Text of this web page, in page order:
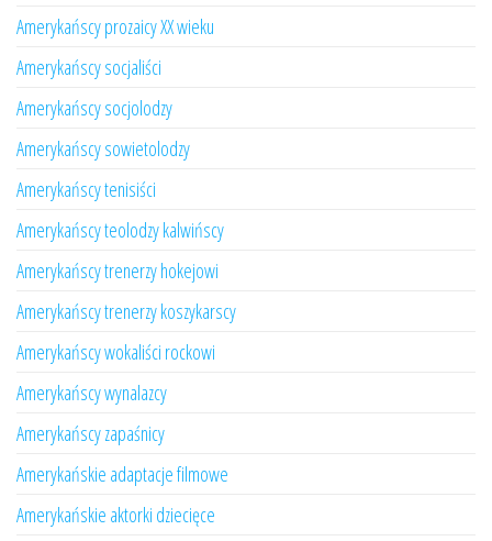
Amerykańscy prozaicy XX wieku
Amerykańscy socjaliści
Amerykańscy socjolodzy
Amerykańscy sowietolodzy
Amerykańscy tenisiści
Amerykańscy teolodzy kalwińscy
Amerykańscy trenerzy hokejowi
Amerykańscy trenerzy koszykarscy
Amerykańscy wokaliści rockowi
Amerykańscy wynalazcy
Amerykańscy zapaśnicy
Amerykańskie adaptacje filmowe
Amerykańskie aktorki dziecięce